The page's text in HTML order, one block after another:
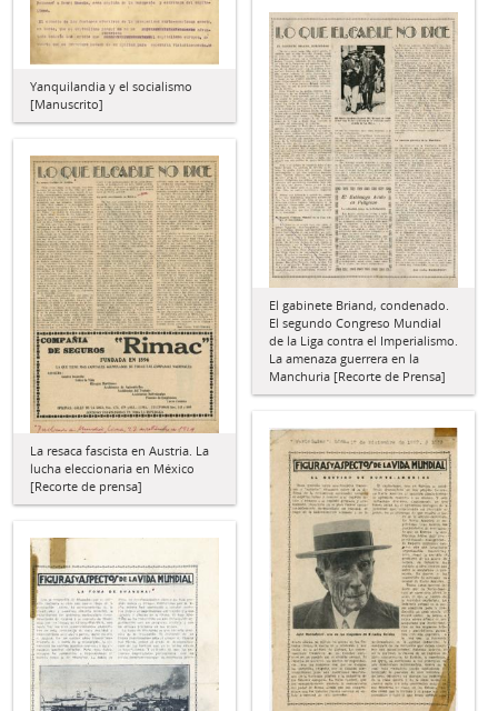
Yanquilandia y el socialismo
[Manuscrito]
El gabinete Briand, condenado.
El segundo Congreso Mundial
de la Liga contra el Imperialismo.
La amenaza guerrera en la
Manchuria [Recorte de Prensa]
La resaca fascista en Austria. La
lucha eleccionaria en México
[Recorte de prensa]